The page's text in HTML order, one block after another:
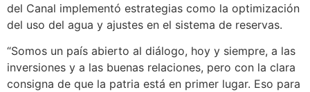
del Canal implementó estrategias como la optimización
del uso del agua y ajustes en el sistema de reservas.
“Somos un país abierto al diálogo, hoy y siempre, a las
inversiones y a las buenas relaciones, pero con la clara
consigna de que la patria está en primer lugar. Eso para